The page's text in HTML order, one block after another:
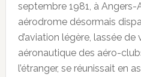
septembre 1981, à Angers-
aérodrome désormais
d’aviation légère, lassée
aéronautique des aéro-
l’étranger, se réunissait en